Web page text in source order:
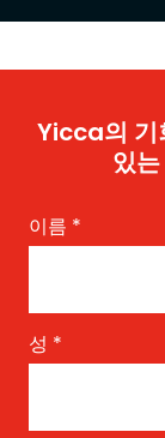
Yicca의 기
있
이름 *
성 *